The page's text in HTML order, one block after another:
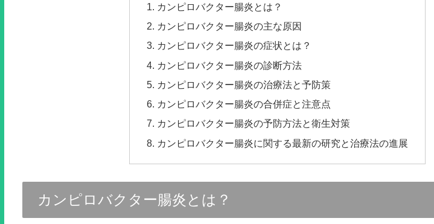
カンピロバクター腸炎とは？
カンピロバクター腸炎の主な原因
カンピロバクター腸炎の症状とは？
カンピロバクター腸炎の診断方法
カンピロバクター腸炎の治療法と予防策
カンピロバクター腸炎の合併症と注意点
カンピロバクター腸炎の予防方法と衛生対策
カンピロバクター腸炎に関する最新の研究と治療法の進展
カンピロバクター腸炎とは？